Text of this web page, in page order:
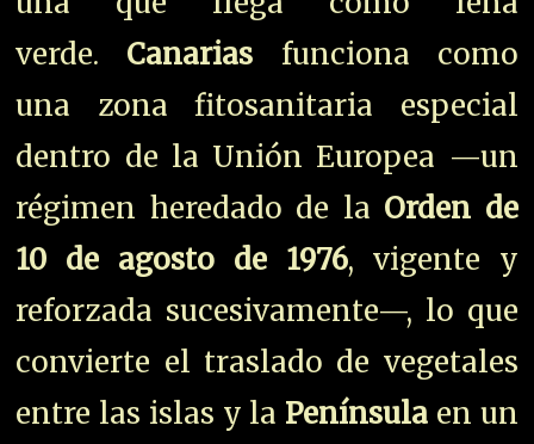
verde. Canarias funciona como
una zona fitosanitaria especial
dentro de la Unión Europea —un
régimen heredado de la Orden de
10 de agosto de 1976, vigente y
reforzada sucesivamente—, lo que
convierte el traslado de vegetales
entre las islas y la Península en un